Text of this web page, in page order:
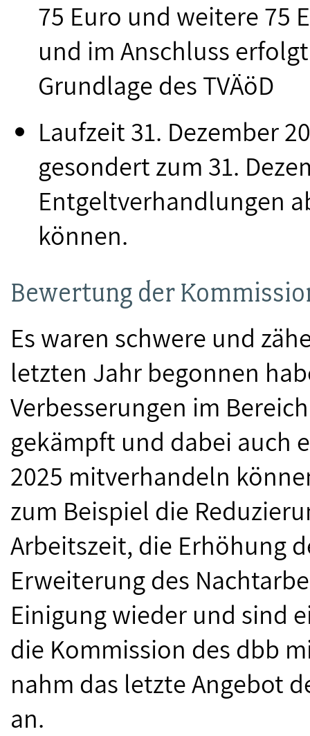
75 Euro und weitere 75
und im Anschluss
Grundlage des TVÄöD
Laufzeit 31. Dezember
gesondert zum 31.
Entgeltverhandlungen
können.
Bewertung der
Es waren schwere und
letzten Jahr begonnen
Verbesserungen im
gekämpft und dabei auch
2025 mitverhandeln
zum Beispiel die
Arbeitszeit, die Erhöhung
Erweiterung des
Einigung wieder und sind
die Kommission des dbb
nahm das letzte Angebot
an.